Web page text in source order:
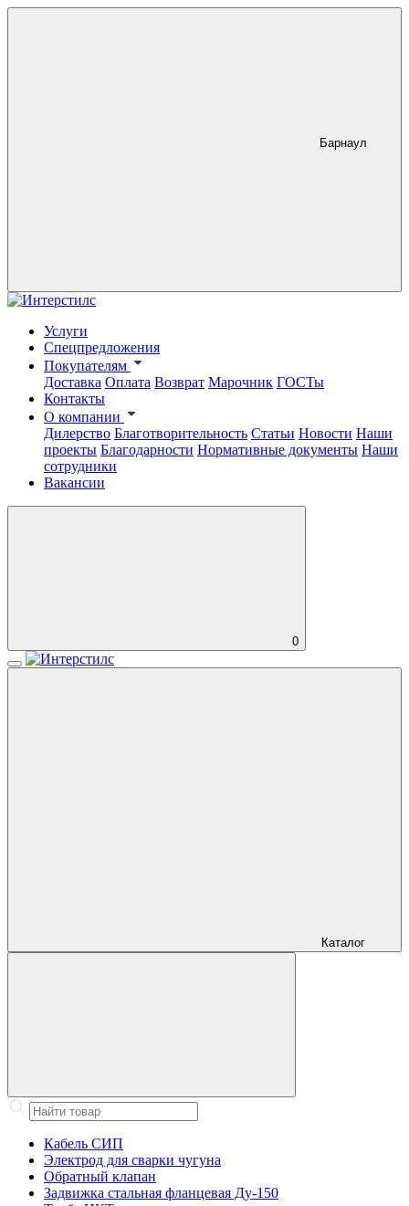
Барнаул
Услуги
Спецпредложения
Покупателям
Доставка Оплата Возврат Марочник ГОСТы
Контакты
О компании
Дилерство Благотворительность Статьи Новости Наши
проекты Благодарности Нормативные документы Наши
сотрудники
Вакансии
0
Каталог
Кабель СИП
Электрод для сварки чугуна
Обратный клапан
Задвижка стальная фланцевая Ду-150